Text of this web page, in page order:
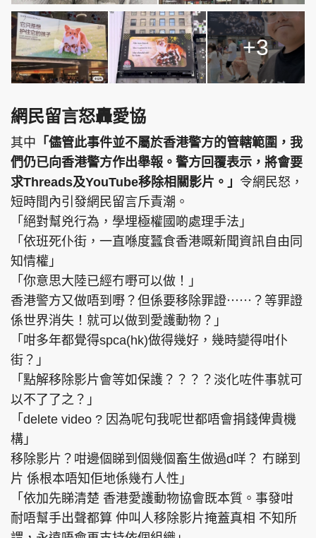
+3
網民留言怒轟愛協
其中 「儘管此事件並不屬於香港警方的管轄範圍，我
們仍已向香港警方作出舉報。警方回覆表示，將會要
求Threads及YouTube移除相關影片。」 令網民怒，
短時間內引發網民留言斥責潮。
「絕對幫兇行為，學埋極權國啲處理手法」
「依班死仆街，一直喺度蠶食香港嘅新聞資訊自由同
知情權」
「你意思大陸已經冇嘢可以做！」
香港警方又做唔到嘢？但係要移除罪證⋯⋯？等罪證
係世界消失！就可以做到愛護動物？」
「咁多年都覺得spca(hk)做得幾好，幾時變得咁仆
街？」
「點解移除影片會等如保護？？？？淡化咗件事就可
以不了了之？」
「delete video ? 因為呢句我呢世都唔會捐錢俾貴機
構」
移除影片？咁邊個睇到個幾個畜生做過d咩？ 冇睇到
片 係根本唔知佢地係幾冇人性」
「依加先睇清楚 香港愛護動物協會既本質。事發咁
耐唔幫手出聲都算 仲叫人移除影片掩蓋真相 不知所